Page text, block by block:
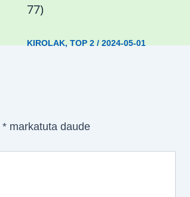
77)
KIROLAK,TOP 2 /2024-05-01
*markatuta daude